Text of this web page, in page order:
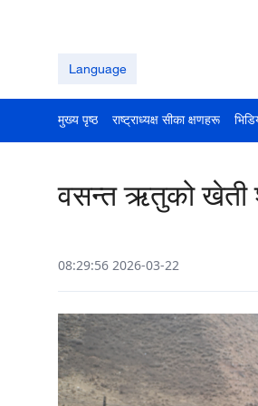
Language
मुख्य पृष्ठ राष्ट्राध्यक्ष सीका क्षणहरू
वसन्त ऋतुको खेती
08:29:56 2026-03-22